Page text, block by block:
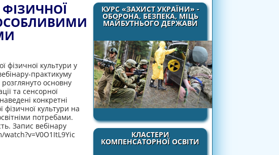
КУРС «ЗАХИСТ УКРАЇНИ» -
ОБОРОНА, БЕЗПЕКА, МІЦЬ
МАЙБУТНЬОГО ДЕРЖАВИ
КЛАСТЕРИ
КОМПЕНСАТОРНОЇ ОСВІТИ
фізичної культури у
практикуму
основну
та сенсорної
конкретні
фізичної культури на
потребами.
Запис вебінару